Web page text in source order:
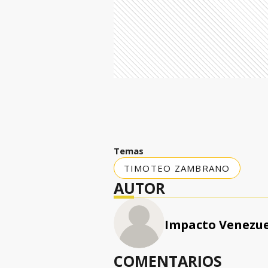
Temas
TIMOTEO ZAMBRANO
AUTOR
Impacto
COMENTARIOS